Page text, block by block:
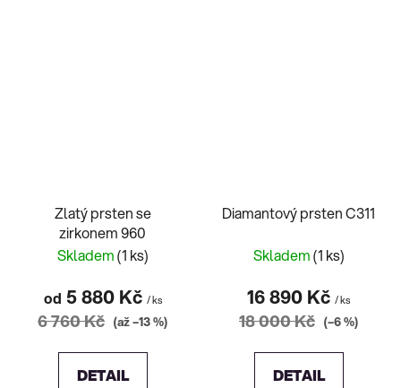
Zlatý prsten se
zirkonem 960
Skladem(1 ks)
od 5 880 Kč / ks
6 760 Kč (až –13 %)
DETAIL
Diamantový prsten C311
Skladem(1 ks)
16 890 Kč / ks
18 000 Kč (–6 %)
DETAIL